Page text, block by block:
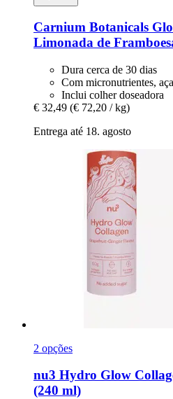
Carnium Botanicals
Limonada de
Dura cerca de 30 dias
Com micronutrientes,
Inclui colher doseadora
€ 32,49 (€ 72,20 / kg)
Entrega até 18. agosto
2 opções
nu3 Hydro Glow
(240 ml)